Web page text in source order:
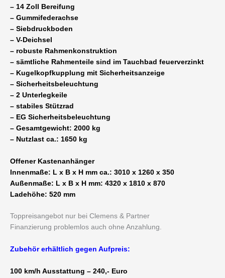
– 14 Zoll Bereifung
– Gummifederachse
– Siebdruckboden
– V-Deichsel
– robuste Rahmenkonstruktion
– sämtliche Rahmenteile sind im Tauchbad feuerverzinkt
– Kugelkopfkupplung mit Sicherheitsanzeige
– Sicherheitsbeleuchtung
– 2 Unterlegkeile
– stabiles Stützrad
– EG Sicherheitsbeleuchtung
– Gesamtgewicht: 2000 kg
– Nutzlast ca.: 1650 kg
Offener Kastenanhänger
Innenmaße: L x B x H mm ca.: 3010 x 1260 x 350
Außenmaße: L x B x H mm: 4320 x 1810 x 870
Ladehöhe: 520 mm
Toppreisangebot nur bei Clemens & Partner
Finanzierung problemlos auch ohne Anzahlung.
Zubehör erhältlich gegen Aufpreis:
100 km/h Ausstattung – 240,- Euro